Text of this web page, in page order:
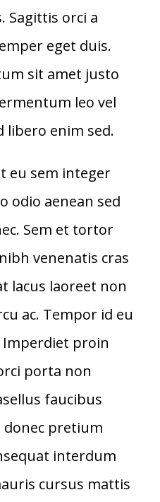
Sagittis orci a
eget duis.
sit amet justo
leo vel
libero enim sed.
eu sem integer
odio aenean sed
Sem et tortor
venenatis cras
lacus laoreet non
ac. Tempor id eu
proin
porta non
faucibus
donec pretium
interdum
cursus mattis